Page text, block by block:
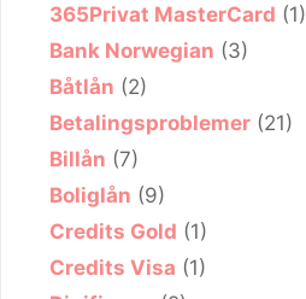
365Privat MasterCard (1)
Bank Norwegian (3)
Båtlån (2)
Betalingsproblemer (21)
Billån (7)
Boliglån (9)
Credits Gold (1)
Credits Visa (1)